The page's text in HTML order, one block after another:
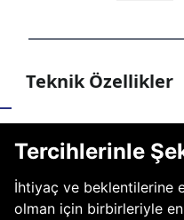
Teknik Özellikler
Tercihlerinle
İhtiyaç ve beklentilerine
olman için birbirleriyle